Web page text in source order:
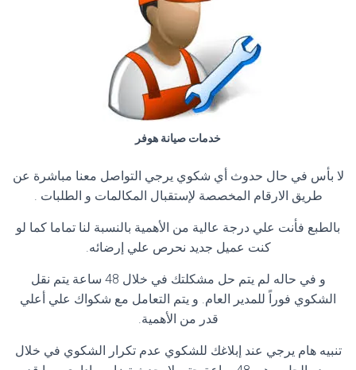
خدمات صيانة هوفر
لا بأس في حال حدوث أي شكوي يرجي التواصل معنا مباشرة عن
طريق الارقام المخصصة لإستقبال المكالمات و الطلبات .
بالطبع فأنت علي درجة عالية من الأهمية بالنسبة لنا تماما كما لو
كنت عميل جديد نحرص علي إرضائه.
و في حاله لم يتم حل مشكلتك في خلال 48 ساعة يتم نقل
الشكوي فوراً للمدير العام. و يتم التعامل مع شكواك علي أعلي
قدر من الأهمية.
تنبيه هام يرجي عند إبلاغك للشكوي عدم تكرار الشكوي في خلال